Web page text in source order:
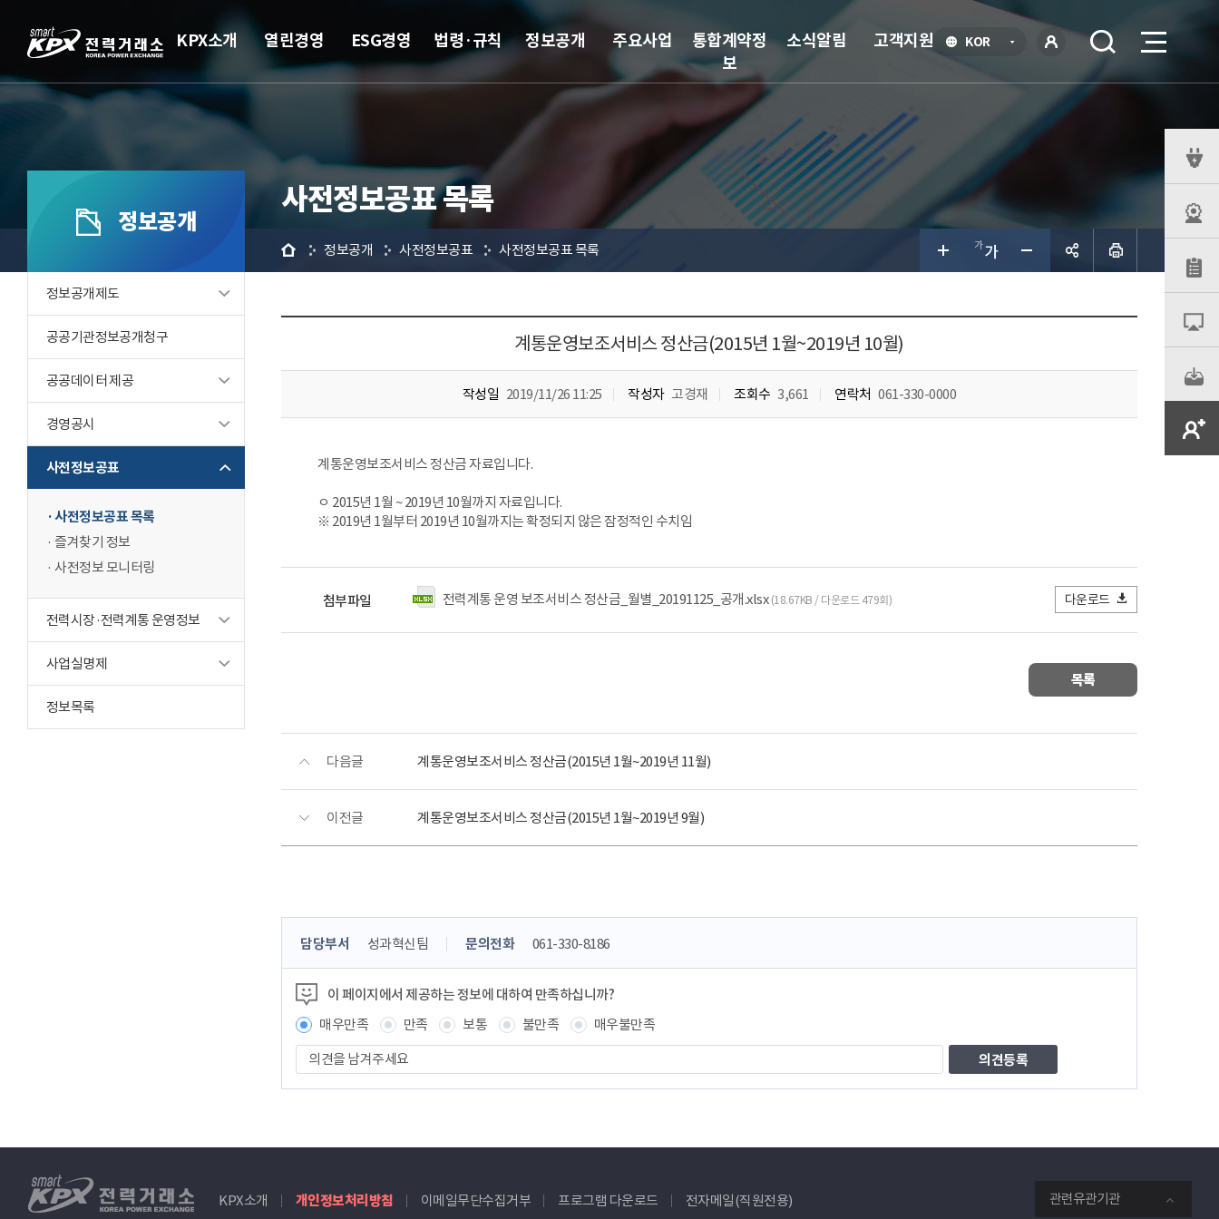
KOR언
그인
KPX소개 열린경영 ESG경영 법령·규칙 정보공개 주요사업
통합계약정
보
소식알림 고객지원
정보공개
정보공개제도
공공기관정보공개청구
공공데이터 제공
경영공시
사전정보공표
사전정보공표 목록
즐겨찾기 정보
사전정보 모니터링
전력시장·전력계통 운영정보
사업실명제
정보목록
사전정보공표 목록
홈 정보공개 사전정보공표 사전정보공표 목록
계통운영보조서비스 정산금(2015년 1월~2019년 10월)
작성일 2019/11/26 11:25 작성자 고경재 조회수 3,661 연락처 061-330-0000
계통운영보조서비스 정산금 자료입니다.
ㅇ 2015년 1월 ~ 2019년 10월까지 자료입니다.
※ 2019년 1월부터 2019년 10월까지는 확정되지 않은 잠정적인 수치임
첨부파일 전력계통 운영 보조서비스 정산금_월별_20191125_공개.xlsx (18.67KB / 다운로드 479회) 다운로드
목록
다음글 계통운영보조서비스 정산금(2015년 1월~2019년 11월)
이전글 계통운영보조서비스 정산금(2015년 1월~2019년 9월)
콘
츠
정
보
책
임
자
담당부서 성과혁신팀 문의전화 061-330-8186
이 페이지에서 제공하는 정보에 대하여 만족하십니까?
매우만족
만족 보통 불만족
매우불만족
견
을
주
전
관련유관기관
KPX소개 개인정보처리방침 이메일무단수집거부 프로그램 다운로드 전자메일(직원전용)
뉴